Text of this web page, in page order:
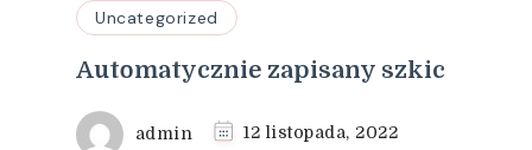
Uncategorized
Automatycznie zapisany szkic
admin 12 listopada, 2022